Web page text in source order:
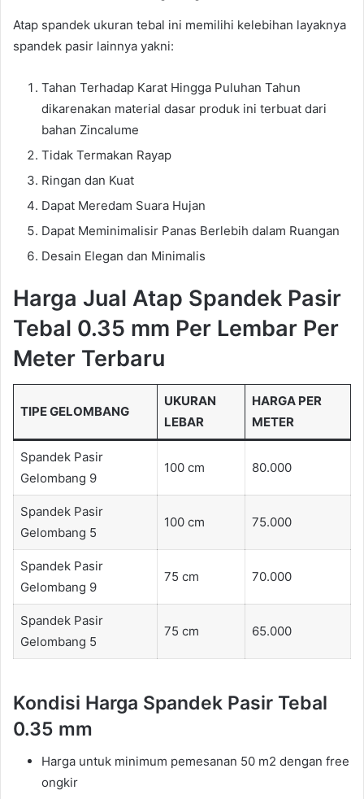
Atap spandek ukuran tebal ini memilihi kelebihan layaknya
spandek pasir lainnya yakni:
Tahan Terhadap Karat Hingga Puluhan Tahun
dikarenakan material dasar produk ini terbuat dari
bahan Zincalume
Tidak Termakan Rayap
Ringan dan Kuat
Dapat Meredam Suara Hujan
Dapat Meminimalisir Panas Berlebih dalam Ruangan
Desain Elegan dan Minimalis
Harga Jual Atap Spandek Pasir
Tebal 0.35 mm Per Lembar Per
Meter Terbaru
TIPE GELOMBANG
UKURAN
LEBAR
HARGA PER
METER
Spandek Pasir
Gelombang 9
100 cm 80.000
Spandek Pasir
Gelombang 5
100 cm 75.000
Spandek Pasir
Gelombang 9
75 cm 70.000
Spandek Pasir
Gelombang 5
75 cm 65.000
Kondisi Harga Spandek Pasir Tebal
0.35 mm
Harga untuk minimum pemesanan 50 m2 dengan free
ongkir